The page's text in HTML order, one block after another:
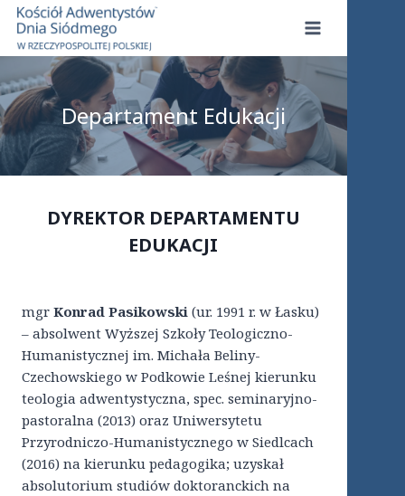
Przejdź
treści
Departament Edukacji
DYREKTOR DEPARTAMENTU
EDUKACJI
mgr Konrad Pasikowski (ur. 1991 r. w Łasku)
– absolwent Wyższej Szkoły Teologiczno-
Humanistycznej im. Michała Beliny-
Czechowskiego w Podkowie Leśnej kierunku
teologia adwentystyczna, spec. seminaryjno-
pastoralna (2013) oraz Uniwersytetu
Przyrodniczo-Humanistycznego w Siedlcach
(2016) na kierunku pedagogika; uzyskał
absolutorium studiów doktoranckich na